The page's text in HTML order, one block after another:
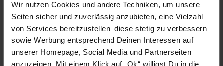
Wir nutzen Cookies und andere Techniken, um unsere
Seiten sicher und zuverlässig anzubieten, eine Vielzahl
von Services bereitzustellen, diese stetig zu verbessern
sowie Werbung entsprechend Deinen Interessen auf
unserer Homepage, Social Media und Partnerseiten
anzuzeigen. Mit einem Klick auf „Ok“ willigst Du in die
Versandinformationen
Herstellerinformationen